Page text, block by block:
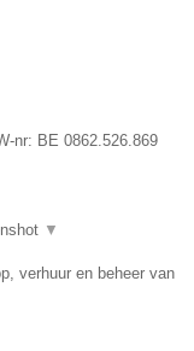
nr: BE 0862.526.869
▼
verhuur en beheer van